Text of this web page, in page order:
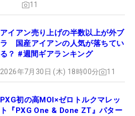
11
アイアン売り上げの半数以上が外ブ
ラ 国産アイアンの人気が落ちてい
る？ #週間ギアランキング
2026年7月30日 (木) 18時00分 11
PXG初の高MOI×ゼロトルクマレッ
ト『PXG One & Done ZT』パター